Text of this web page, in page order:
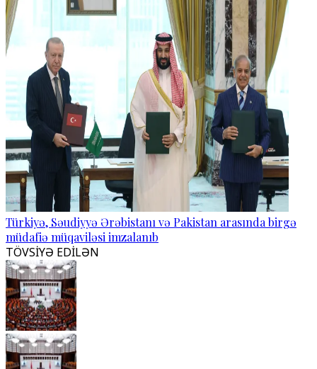
Türkiyə, Səudiyyə Ərəbistanı və Pakistan arasında birgə
müdafiə müqaviləsi imzalanıb
TÖVSİYƏ EDİLƏN